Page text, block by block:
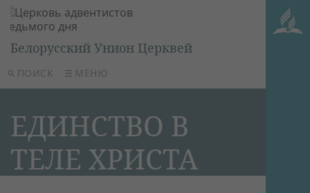
ПОИСК МЕНЮ
Белорусский Унион Церквей
ЕДИНСТВО В
ТЕЛЕ ХРИСТА